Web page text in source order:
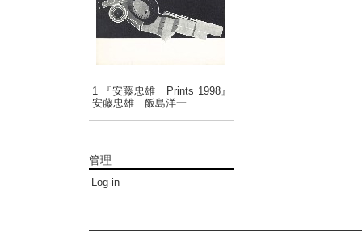
1 『安藤忠雄 Prints 1998』
安藤忠雄 飯島洋一
管理
Log-in